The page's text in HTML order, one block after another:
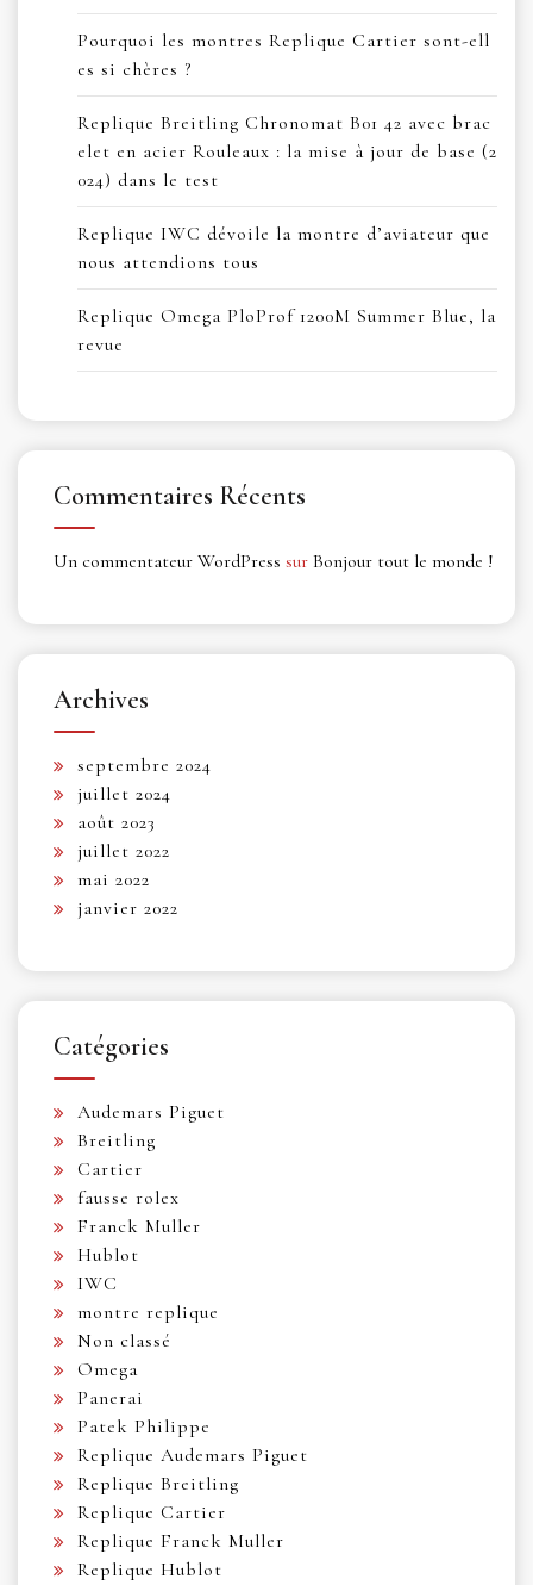
Pourquoi les montres Replique Cartier sont-ell
es si chères ?
Replique Breitling Chronomat B01 42 avec brac
elet en acier Rouleaux : la mise à jour de base (2
024) dans le test
Replique IWC dévoile la montre d’aviateur que
nous attendions tous
Replique Omega PloProf 1200M Summer Blue, la
revue
Commentaires Récents
Un commentateur WordPress sur Bonjour tout le monde !
Archives
septembre 2024
juillet 2024
août 2023
juillet 2022
mai 2022
janvier 2022
Catégories
Audemars Piguet
Breitling
Cartier
fausse rolex
Franck Muller
Hublot
IWC
montre replique
Non classé
Omega
Panerai
Patek Philippe
Replique Audemars Piguet
Replique Breitling
Replique Cartier
Replique Franck Muller
Replique Hublot